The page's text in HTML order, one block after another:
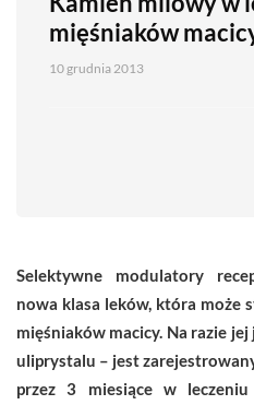
mięśniaków
10 grudnia 2013
Selektywne modulatory
nowa klasa leków, która może
mięśniaków macicy. Na razie
uliprystalu – jest
przez 3 miesiące w